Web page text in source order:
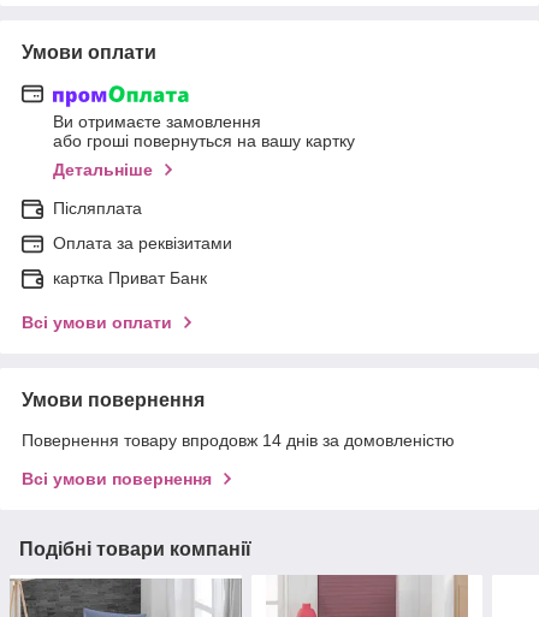
Умови оплати
Ви отримаєте замовлення
або гроші повернуться на вашу картку
Детальніше
Післяплата
Оплата за реквізитами
картка Приват Банк
Всі умови оплати
Умови повернення
Повернення товару впродовж 14 днів за домовленістю
Всі умови повернення
Подібні товари компанії